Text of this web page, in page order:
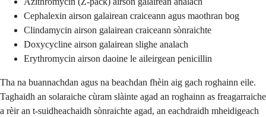
Cephalexin airson galairean craiceann agus maothran bog
Clindamycin airson galairean craiceann sònraichte
Doxycycline airson galairean slighe analach
Erythromycin airson daoine le aileirgean penicillin
Tha na buannachdan agus na beachdan fhèin aig gach roghainn eile.
Taghaidh an solaraiche cùram slàinte agad an roghainn as freagarraiche
a rèir an t-suidheachaidh sònraichte agad, an eachdraidh mheidigeach